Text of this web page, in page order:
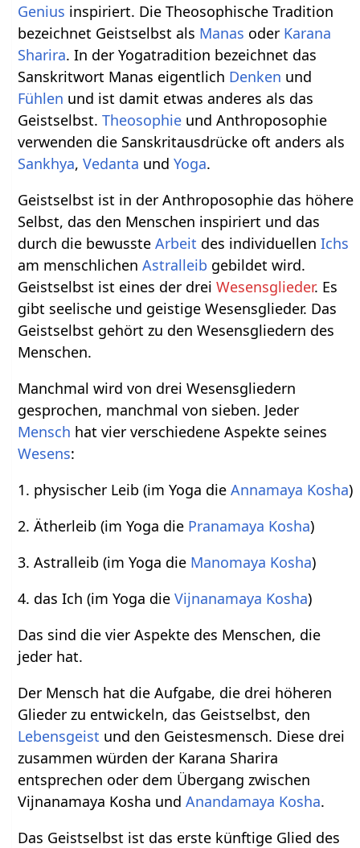
Genius inspiriert. Die Theosophische Tradition
bezeichnet Geistselbst als Manas oder Karana
Sharira. In der Yogatradition bezeichnet das
Sanskritwort Manas eigentlich Denken und
Fühlen und ist damit etwas anderes als das
Geistselbst.Theosophie und Anthroposophie
verwenden die Sanskritausdrücke oft anders als
Sankhya,Vedanta undYoga.
Geistselbst ist in der Anthroposophie das höhere
Selbst, das den Menschen inspiriert und das
durch die bewussteArbeit des individuellenIchs
am menschlichenAstralleib gebildet wird.
Geistselbst ist eines der dreiWesensglieder. Es
gibt seelische und geistige Wesensglieder. Das
Geistselbst gehört zu den Wesensgliedern des
Menschen.
Manchmal wird von drei Wesensgliedern
gesprochen, manchmal von sieben. Jeder
Mensch hat vier verschiedene Aspekte seines
Wesens:
1. physischer Leib (im Yoga dieAnnamaya Kosha)
2. Ätherleib (im Yoga die Pranamaya Kosha)
3. Astralleib (im Yoga die Manomaya Kosha)
4. das Ich (im Yoga dieVijnanamaya Kosha)
Das sind die vier Aspekte des Menschen, die
jeder hat.
Der Mensch hat die Aufgabe, die drei höheren
Glieder zu entwickeln, das Geistselbst, den
Lebensgeist und den Geistesmensch. Diese drei
zusammen würden der Karana Sharira
entsprechen oder dem Übergang zwischen
Vijnanamaya Kosha undAnandamaya Kosha.
Das Geistselbst ist das erste künftige Glied des